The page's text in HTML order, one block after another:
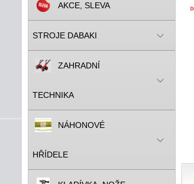
AKCE, SLEVA
STROJE DABAKI
ZAHRADNÍ
TECHNIKA
NÁHONOVÉ
HŘÍDELE